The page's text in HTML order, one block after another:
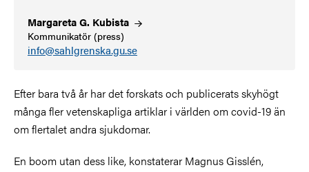
Margareta G. Kubista
Kommunikatör (press)
info@sahlgrenska.gu.se
Efter bara två år har det forskats och publicerats skyhögt
många fler vetenskapliga artiklar i världen om covid-19 än
om flertalet andra sjukdomar.
En boom utan dess like, konstaterar Magnus Gisslén,